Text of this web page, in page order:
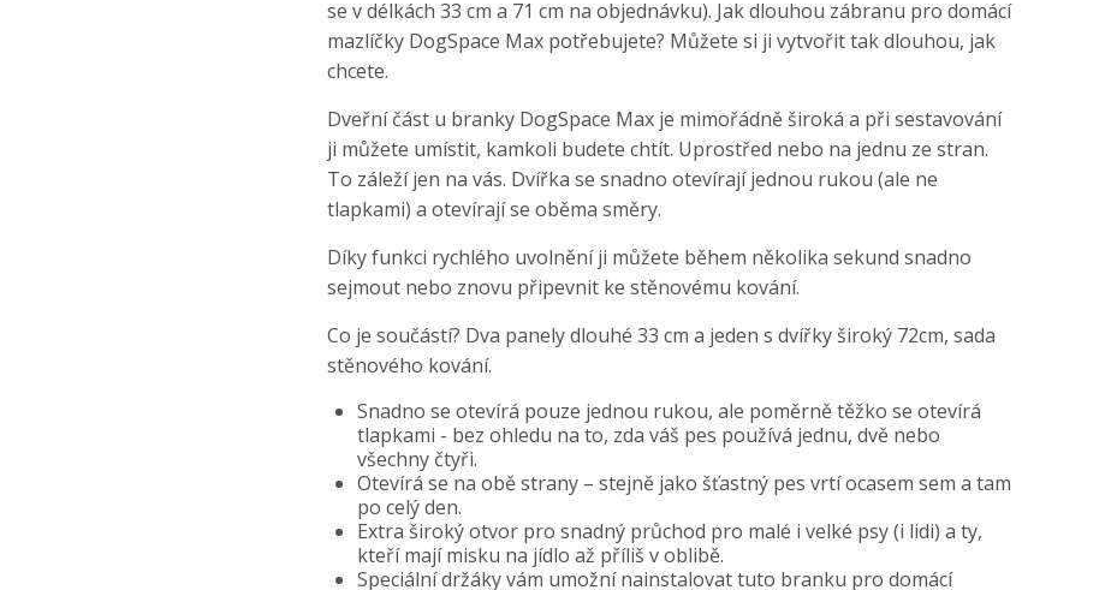
se v délkách 33 cm a 71 cm na objednávku). Jak dlouhou zábranu pro domácí
mazlíčky DogSpace Max potřebujete? Můžete si ji vytvořit tak dlouhou, jak
chcete.
Dveřní část u branky DogSpace Max je mimořádně široká a při sestavování
ji můžete umístit, kamkoli budete chtít. Uprostřed nebo na jednu ze stran.
To záleží jen na vás. Dvířka se snadno otevírají jednou rukou (ale ne
tlapkami) a otevírají se oběma směry.
Díky funkci rychlého uvolnění ji můžete během několika sekund snadno
sejmout nebo znovu připevnit ke stěnovému kování.
Co je součástí? Dva panely dlouhé 33 cm a jeden s dvířky široký 72cm, sada
stěnového kování.
Snadno se otevírá pouze jednou rukou, ale poměrně těžko se otevírá
tlapkami - bez ohledu na to, zda váš pes používá jednu, dvě nebo
všechny čtyři.
Otevírá se na obě strany – stejně jako šťastný pes vrtí ocasem sem a tam
po celý den.
Extra široký otvor pro snadný průchod pro malé i velké psy (i lidi) a ty,
kteří mají misku na jídlo až příliš v oblibě.
Speciální držáky vám umožní nainstalovat tuto branku pro domácí